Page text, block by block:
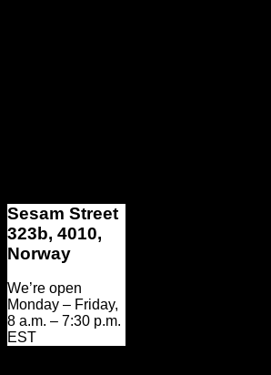
Sesam Street
323b, 4010,
Norway
We’re open
Monday – Friday,
8 a.m. – 7:30 p.m.
EST